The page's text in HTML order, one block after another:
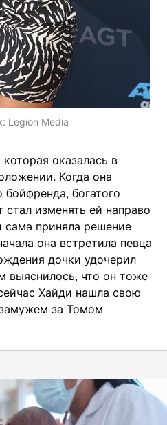
Legion Media
оказалась в
Когда она
бойфренда, богатого
изменять ей направо
сама приняла решение
она встретила певца
дочки удочерил
выяснилось, что он тоже
Хайди нашла свою
за Томом